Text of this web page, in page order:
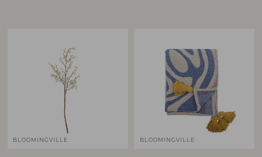
BLOOMINGVILLE BLOOMINGVILLE